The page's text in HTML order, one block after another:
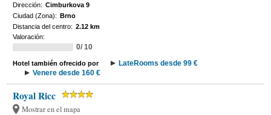
Dirección: Cimburkova 9
Ciudad (Zona): Brno
Distancia del centro: 2.12 km
Valoración:
0/ 10
Hotel también ofrecido por
LateRooms desde 99 €
Venere desde 160 €
Royal Ricc
Mostrar en el mapa